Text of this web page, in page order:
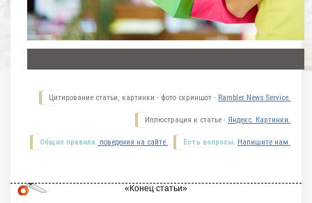
Цитирование статьи, картинки - фото скриншот - Rambler News Service.
Иллюстрация к статье - Яндекс. Картинки.
Есть вопросы. Напишите нам.
Общие правила поведения на сайте.